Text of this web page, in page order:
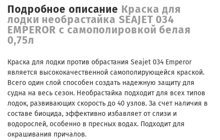
Подробное описание Краска для
лодки необрастайка SEAJET 034
EMPEROR с самополировкой белая
0,75л
Краска для лодки против обрастания Seajet 034 Emperor
является высококачественной самополирующейся краской.
Всего один слой способен создать надежную защиту для
судна на весь сезон. Необрастайка подходит для всех типов
лодок, развивающих скорость до 40 узлов. За счет наличия в
составе биоцида, эффективно избавляет от слизи и
водорослей, особенно в пресных водах. Подходит для
окрашивания причалов.